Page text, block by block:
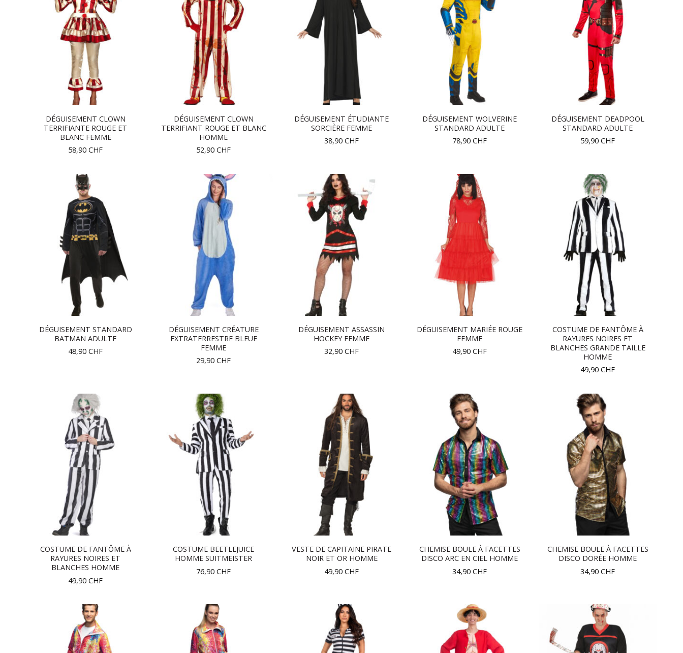
DÉGUISEMENT CLOWN
TERRIFIANTE ROUGE ET
BLANC FEMME
58,90 CHF
DÉGUISEMENT CLOWN
TERRIFIANT ROUGE ET BLANC
HOMME
52,90 CHF
DÉGUISEMENT ÉTUDIANTE
SORCIÈRE FEMME
38,90 CHF
DÉGUISEMENT WOLVERINE
STANDARD ADULTE
78,90 CHF
DÉGUISEMENT DEADPOOL
STANDARD ADULTE
59,90 CHF
DÉGUISEMENT STANDARD
BATMAN ADULTE
48,90 CHF
DÉGUISEMENT CRÉATURE
EXTRATERRESTRE BLEUE
FEMME
29,90 CHF
DÉGUISEMENT ASSASSIN
HOCKEY FEMME
32,90 CHF
DÉGUISEMENT MARIÉE ROUGE
FEMME
49,90 CHF
COSTUME DE FANTÔME À
RAYURES NOIRES ET
BLANCHES GRANDE TAILLE
HOMME
49,90 CHF
COSTUME DE FANTÔME À
RAYURES NOIRES ET
BLANCHES HOMME
49,90 CHF
COSTUME BEETLEJUICE
HOMME SUITMEISTER
76,90 CHF
VESTE DE CAPITAINE PIRATE
NOIR ET OR HOMME
49,90 CHF
CHEMISE BOULE À FACETTES
DISCO ARC EN CIEL HOMME
34,90 CHF
CHEMISE BOULE À FACETTES
DISCO DORÉE HOMME
34,90 CHF